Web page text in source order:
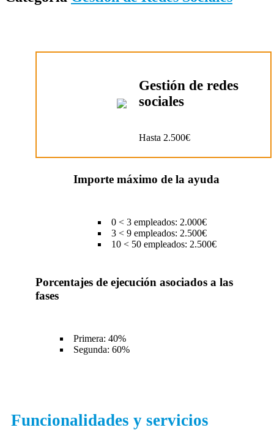
Gestión de redes
sociales
Hasta 2.500€
Importe máximo de la ayuda
0 < 3 empleados: 2.000€
3 < 9 empleados: 2.500€
10 < 50 empleados: 2.500€
Porcentajes de ejecución asociados a las
fases
Primera: 40%
Segunda: 60%
Funcionalidades y servicios